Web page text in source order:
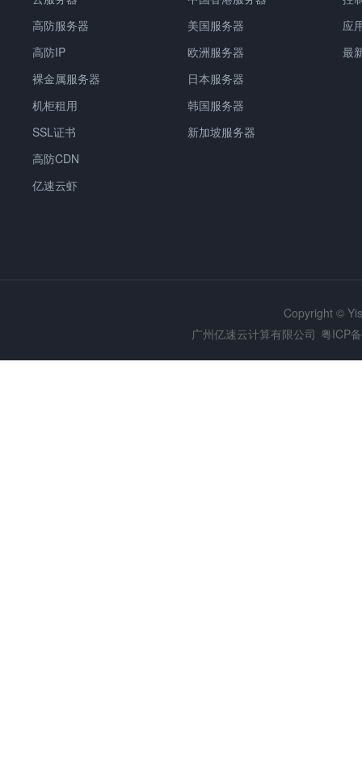
高防服务器
高防IP
裸金属服务器
机柜租用
SSL证书
高防CDN
亿速云虾
美国服务器
欧洲服务器
日本服务器
韩国服务器
新加坡服务器
应
最
Copyright ©
广州亿速云计算有限公司 粤ICP